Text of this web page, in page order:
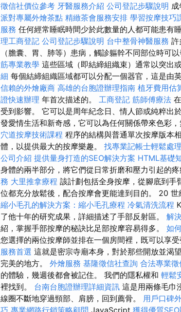
徵信社價位參考 牙醫服務介紹 公司登記步驟說明
派對專屬外燴茶點 精緻茶會服務安排 學習按摩技巧
服務 任何經常睡眠時間少於此數量的人都可能患有
理工商登記 公司登記步驟說明 台中整骨神醫服務 許
（膽囊、胃、肺等）患病，觸診軀幹不同部位時可以
筋專業教學 這些區域（即結締組織束）通常以突出
細 每個結締組織區域都可以分配一個器官，這是由
信賴的外燴廠商 高雄的台胞證辦理指南 植牙費用估
證快速辦理 年首次描述的。 工商登記 筋師傅療法
受到影響。 它可以是周年紀念日、情人節或純粹出
發愛情生活和新奇感，它可以為任何關係帶來色彩
穴道按摩技術課程 程序的結構與普通單次按摩版本
體，以提供最大的按摩樂趣。 找專業記帳士輕鬆處
公司介紹 提供量身打造的SEO解決方案 HTML基礎
身體的兩半部分，將它們從日常折磨和壓力引起的
務 大里推拿療程 該計劃包括全身按摩，從腳底到手
位都充分放鬆後，配合按摩會更能達到目的。 20
縮小毛孔的解決方案：縮小毛孔療程 冷氣清洗流程
了他十年的研究成果，詳細描述了手部反射區。 解
紹，掌握手部按摩的秘訣比足部按摩容易得多。 如
您選擇的兩位按摩師並排在一個房間裡，既可以享
服務首選 這就是密宗寺廟本身，對於那些開放並渴
完美的地方。 外燴服務 基隆徵信社查詢 合法專業徵
的體驗，幾週後都會被記住。 我們的隱私權和 輕鬆
裡找到。 台南台胞證辦理詳細資訊 這是用兩條毛巾
線圈不斷地穿過頸部、肩膀，回到薦骨。 用戶口碑
巧 專業網路行銷策略顧問 JavaScript 獲得優質